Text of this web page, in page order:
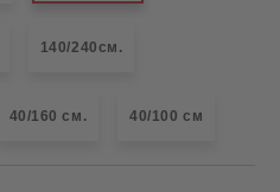
140/240см.
40/160 см. 40/100 см